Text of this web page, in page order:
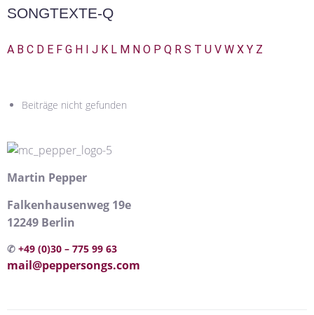
SONGTEXTE-Q
A B C D E F G H I J K L M N O P Q R S T U V W X Y Z
Beiträge nicht gefunden
Martin Pepper
Falkenhausenweg 19e
12249 Berlin
✆ +49 (0)30 – 775 99 63
mail@peppersongs.com